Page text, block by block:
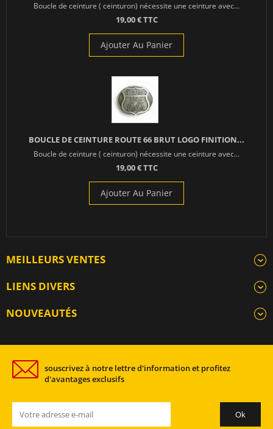
Boucle de ceinture ( ceinturon) nécessite une ceinture avec...
19,00 € TTC
Ajouter Au Panier
BOUCLE DE CEINTURE ROUTE 66 BRUT LOGO FINITION...
Boucle de ceinture ( ceinturon) nécessite une ceinture avec...
19,00 € TTC
Ajouter Au Panier
MEILLEURS VENTES
LIENS DIVERS
NOUVEAUTÉS
souscrivez à notre lettre d'information et profitez
d'avantages exclusifs